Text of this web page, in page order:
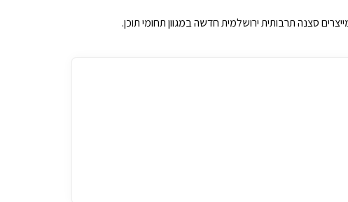
סצנה תרבותית ירושלמית חדשה במגוון תחומי תוכן.